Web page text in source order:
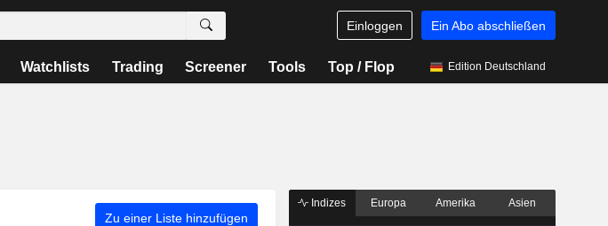
Einloggen Ein Abo abschließen
Watchlists Trading Screener Tools Top / Flop Edition Deutschland
Zu einer Liste hinzufügen
Indizes Europa Amerika Asien